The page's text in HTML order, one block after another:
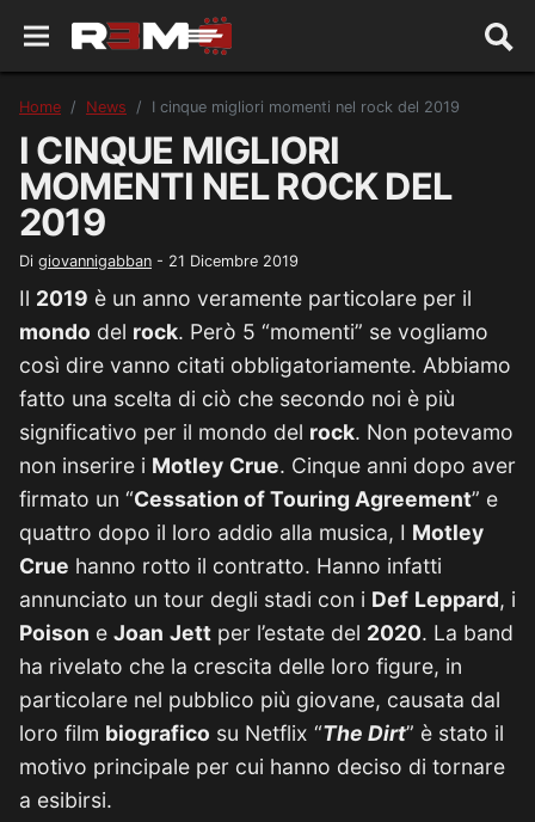
Home News I cinque migliori momenti nel rock del 2019
I CINQUE MIGLIORI
MOMENTI NEL ROCK DEL
2019
Di giovannigabban - 21 Dicembre 2019
Il 2019 è un anno veramente particolare per il
mondo del rock. Però 5 “momenti” se vogliamo
così dire vanno citati obbligatoriamente. Abbiamo
fatto una scelta di ciò che secondo noi è più
significativo per il mondo del rock. Non potevamo
non inserire i Motley Crue. Cinque anni dopo aver
firmato un “Cessation of Touring Agreement” e
quattro dopo il loro addio alla musica, I Motley
Crue hanno rotto il contratto. Hanno infatti
annunciato un tour degli stadi con i Def Leppard, i
Poison e Joan Jett per l’estate del 2020. La band
ha rivelato che la crescita delle loro figure, in
particolare nel pubblico più giovane, causata dal
loro film biografico su Netflix “The Dirt” è stato il
motivo principale per cui hanno deciso di tornare
a esibirsi.